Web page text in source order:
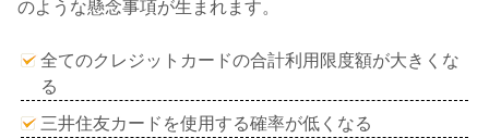
のような懸念事項が生まれます。
全てのクレジットカードの合計利用限度額が大きくな
る
三井住友カードを使用する確率が低くなる